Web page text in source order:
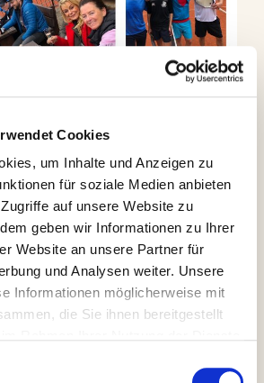
Cookies
um Inhalte und Anzeigen zu
für soziale Medien anbieten
auf unsere Website zu
geben wir Informationen zu Ihrer
Website an unsere Partner für
und Analysen weiter. Unsere
Informationen möglicherweise mit
die Sie ihnen bereitgestellt
Saisoneröffnung
sich nach anfänglichen